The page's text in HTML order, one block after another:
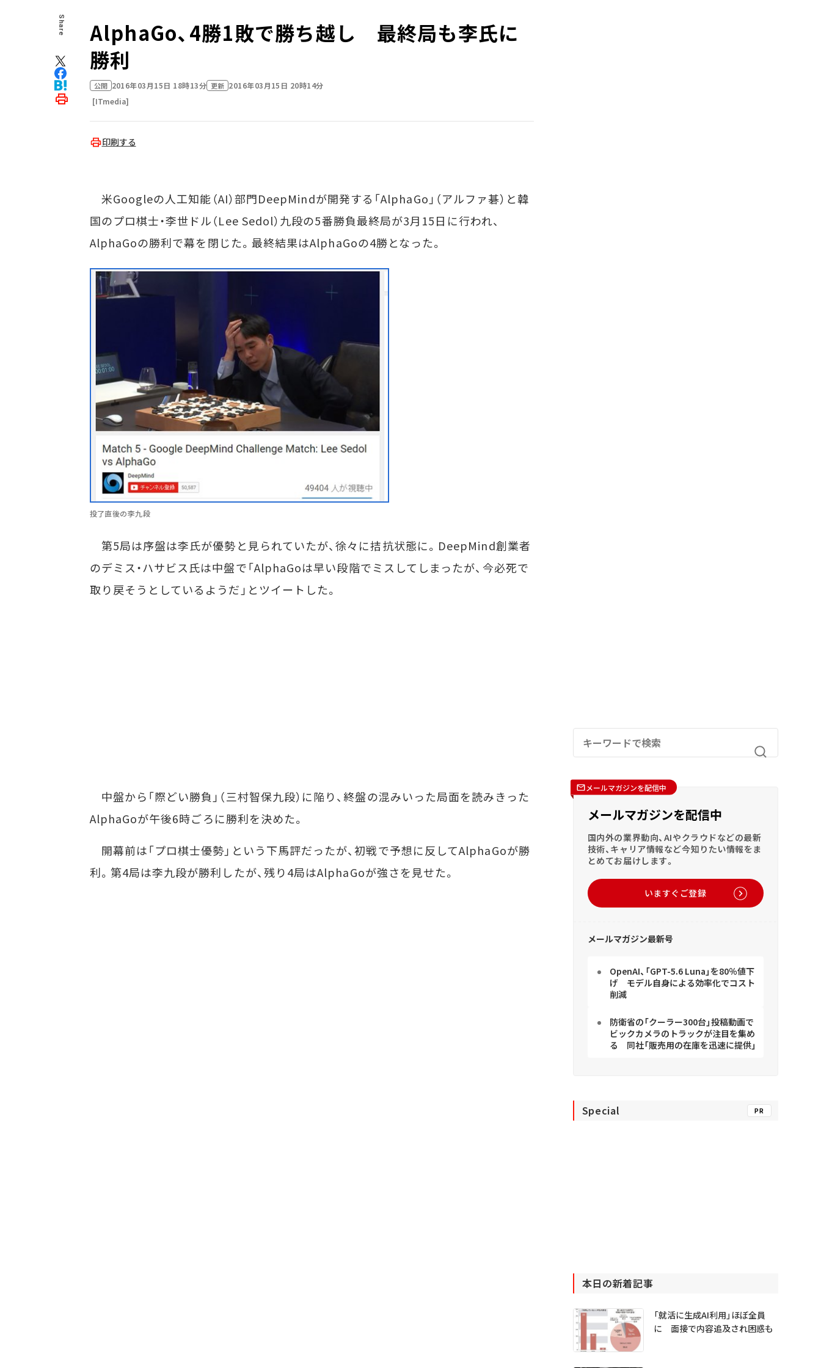
Share
AlphaGo、4勝1敗で勝ち越し 最終局も李氏に
勝利
公開 2016年03月15日 18時13分 更新 2016年03月15日 20時14分
[ITmedia]
印刷する
米Googleの人工知能（AI）部門DeepMindが開発する「AlphaGo」（アルファ碁）と韓
国のプロ棋士・李世ドル（Lee Sedol）九段の5番勝負最終局が3月15日に行われ、
AlphaGoの勝利で幕を閉じた。最終結果はAlphaGoの4勝となった。
投了直後の李九段
第5局は序盤は李氏が優勢と見られていたが、徐々に拮抗状態に。DeepMind創業者
のデミス・ハサビス氏は中盤で「AlphaGoは早い段階でミスしてしまったが、今必死で
取り戻そうとしているようだ」とツイートした。
中盤から「際どい勝負」（三村智保九段）に陥り、終盤の混みいった局面を読みきった
AlphaGoが午後6時ごろに勝利を決めた。
開幕前は「プロ棋士優勢」という下馬評だったが、初戦で予想に反してAlphaGoが勝
利。第4局は李九段が勝利したが、残り4局はAlphaGoが強さを見せた。
メールマガジンを配信中
メールマガジンを配信中
国内外の業界動向、AIやクラウドなどの最新
技術、キャリア情報など今知りたい情報をま
とめてお届けします。
いますぐご登録
メールマガジン最新号
OpenAI、「GPT-5.6 Luna」を80％値下
げ モデル自身による効率化でコスト
削減
防衛省の「クーラー300台」投稿動画で
ビックカメラのトラックが注目を集め
る 同社「販売用の在庫を迅速に提供」
Special PR
本日の新着記事
「就活に生成AI利用」ほぼ全員
に 面接で内容追及され困惑も